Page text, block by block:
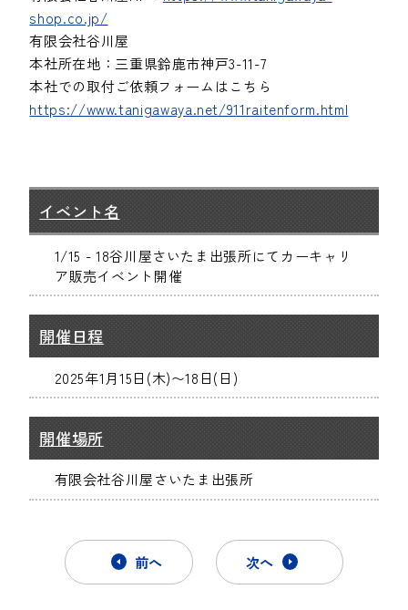
shop.co.jp/
有限会社谷川屋
本社所在地：三重県鈴鹿市神戸3-11-7
本社での取付ご依頼フォームはこちら
https://www.tanigawaya.net/911raitenform.html
イベント名
1/15 - 18谷川屋さいたま出張所にてカーキャリ
ア販売イベント開催
開催日程
2025年1月15日(木)〜18日(日)
開催場所
有限会社谷川屋さいたま出張所
前へ 次へ